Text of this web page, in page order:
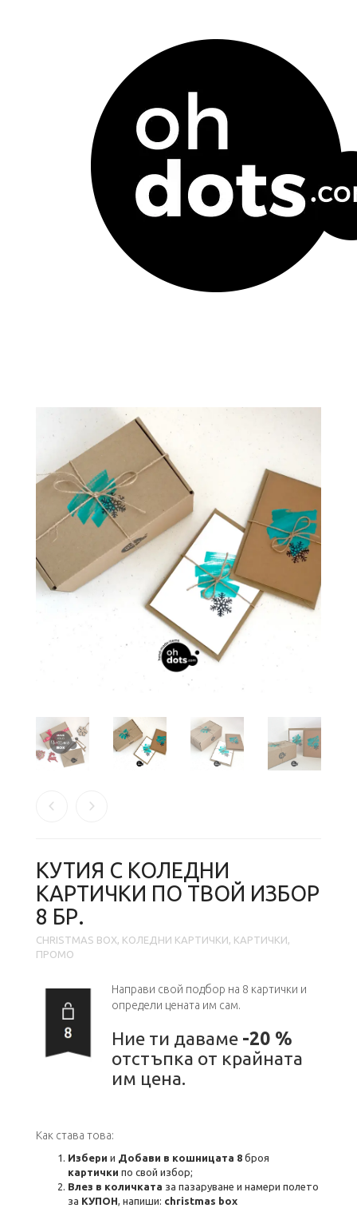
KОЛЕДНИ КАРТИЧКИ
CHRISTMAS CARDS BOX
КАРТИЧКИ
КОНТАКТИ
Wishlist Контакти
КУТИЯ С КОЛЕДНИ
KАРТИЧКИ ПО ТВОЙ ИЗБОР
8 БР.
CHRISTMAS BOX, KОЛЕДНИ КАРТИЧКИ, КАРТИЧКИ,
ПРОМО
Направи свой подбор на 8 картички и
определи цената им сам.
Ние ти даваме -20 %
отстъпка от крайната
им цена.
Как става това:
Избери и Добави в кошницата 8 броя
картички по свой избор;
Влез в количката за пазаруване и намери полето
за КУПОН, напиши: christmas box